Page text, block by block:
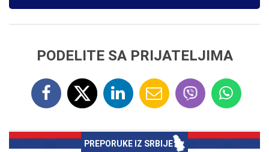
PODELITE SA PRIJATELJIMA
PREPORUKE IZ SRBIJE